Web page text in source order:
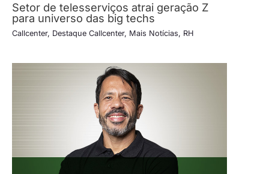
Setor de telesserviços atrai geração Z
para universo das big techs
Callcenter, Destaque Callcenter, Mais Notícias, RH